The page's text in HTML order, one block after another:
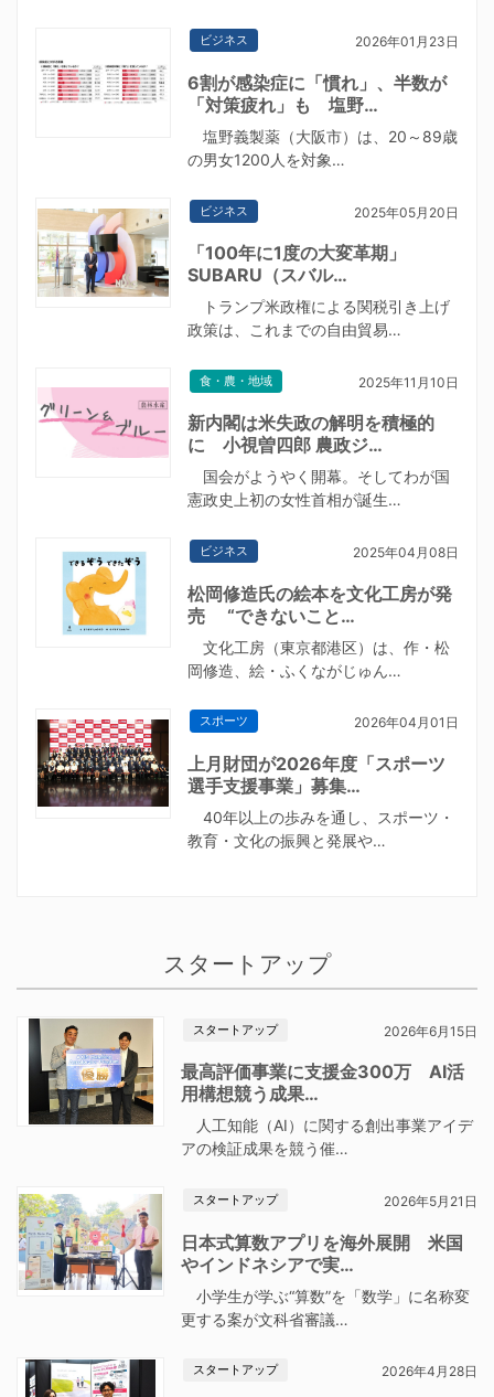
ビジネス 2026年01月23日
6割が感染症に「慣れ」、半数が
「対策疲れ」も 塩野…
塩野義製薬（大阪市）は、20～89歳
の男女1200人を対象…
ビジネス 2025年05月20日
「100年に1度の大変革期」
SUBARU（スバル…
トランプ米政権による関税引き上げ
政策は、これまでの自由貿易…
食・農・地域 2025年11月10日
新内閣は米失政の解明を積極的
に 小視曽四郎 農政ジ…
国会がようやく開幕。そしてわが国
憲政史上初の女性首相が誕生…
ビジネス 2025年04月08日
松岡修造氏の絵本を文化工房が発
売 “できないこと…
文化工房（東京都港区）は、作・松
岡修造、絵・ふくながじゅん…
スポーツ 2026年04月01日
上月財団が2026年度「スポーツ
選手支援事業」募集…
40年以上の歩みを通し、スポーツ・
教育・文化の振興と発展や…
スタートアップ
スタートアップ 2026年6月15日
最高評価事業に支援金300万 AI活
用構想競う成果…
人工知能（AI）に関する創出事業アイデ
アの検証成果を競う催…
スタートアップ 2026年5月21日
日本式算数アプリを海外展開 米国
やインドネシアで実…
小学生が学ぶ“算数”を「数学」に名称変
更する案が文科省審議…
スタートアップ 2026年4月28日